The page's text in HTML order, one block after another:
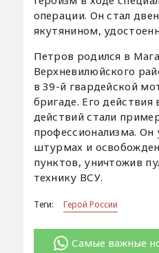
операции. Он стал
якутянином,
Петров родился в
Верхневилюйского
в 39-й гвардейской
бригаде. Его действия
действий стали
профессионализма. Он
штурмах и
пунктов, уничтожив
технику ВСУ.
Теги: Герой России
Самые важные